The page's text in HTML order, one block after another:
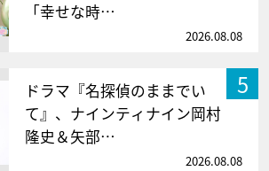
「幸せな時…
2026.08.08
5
ドラマ『名探偵のままでい
て』、ナインティナイン岡村
隆史＆矢部…
2026.08.08